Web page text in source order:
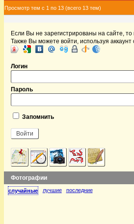
Просмотр тем с 1 по 13 (всего 13 тем)
Если Вы не зарегистрированы на сайте,
Также Вы можете войти, используя аккаунт
Логин
Пароль
Запомнить
Фотографии
случайные лучшие последние